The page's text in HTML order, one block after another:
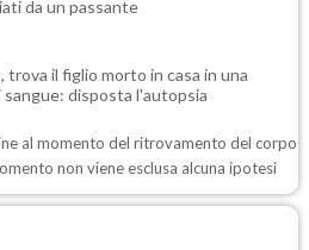
da un passante
trova il figlio morto in casa in una
sangue: disposta l'autopsia
al momento del ritrovamento del corpo
non viene esclusa alcuna ipotesi